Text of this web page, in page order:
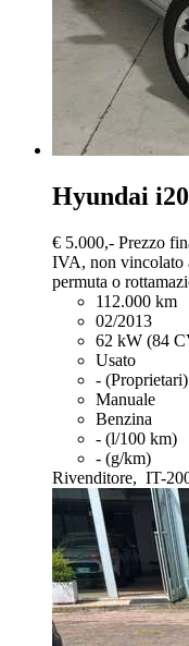
Hyundai i20
€ 5.000,- Prezzo
IVA, non vincolato
permuta o
112.000 km
02/2013
62 kW (84
Usato
- (Proprietari)
Manuale
Benzina
- (l/100 km)
- (g/km)
Rivenditore, IT-